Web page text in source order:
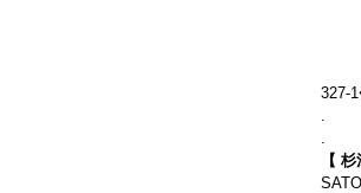
327-
【